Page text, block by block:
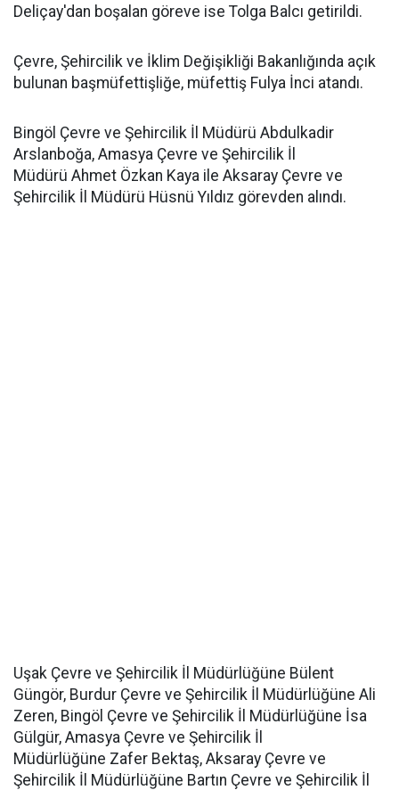
Deliçay'dan boşalan göreve ise Tolga Balcı getirildi.
Çevre, Şehircilik ve İklim Değişikliği Bakanlığında açık
bulunan başmüfettişliğe, müfettiş Fulya İnci atandı.
Bingöl Çevre ve Şehircilik İl Müdürü Abdulkadir
Arslanboğa, Amasya Çevre ve Şehircilik İl
Müdürü Ahmet Özkan Kaya ile Aksaray Çevre ve
Şehircilik İl Müdürü Hüsnü Yıldız görevden alındı.
Uşak Çevre ve Şehircilik İl Müdürlüğüne Bülent
Güngör, Burdur Çevre ve Şehircilik İl Müdürlüğüne Ali
Zeren, Bingöl Çevre ve Şehircilik İl Müdürlüğüne İsa
Gülgür, Amasya Çevre ve Şehircilik İl
Müdürlüğüne Zafer Bektaş, Aksaray Çevre ve
Şehircilik İl Müdürlüğüne Bartın Çevre ve Şehircilik İl